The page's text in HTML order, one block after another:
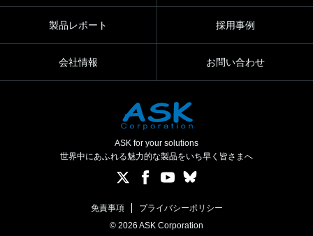
製品レポート 採用事例
会社情報 お問い合わせ
ASK for your solutions
世界中にあふれる魅力的な製品をいち早く皆さまへ
免責事項
プライバシーポリシー
© 2026 ASK Corporation